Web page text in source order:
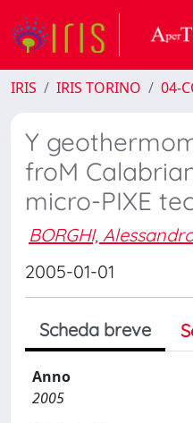
IRIS IRIS TORINO 04-
Y
froM
micro-PIXE
BORGHI,
2005-01-01
Scheda breve
Anno
2005